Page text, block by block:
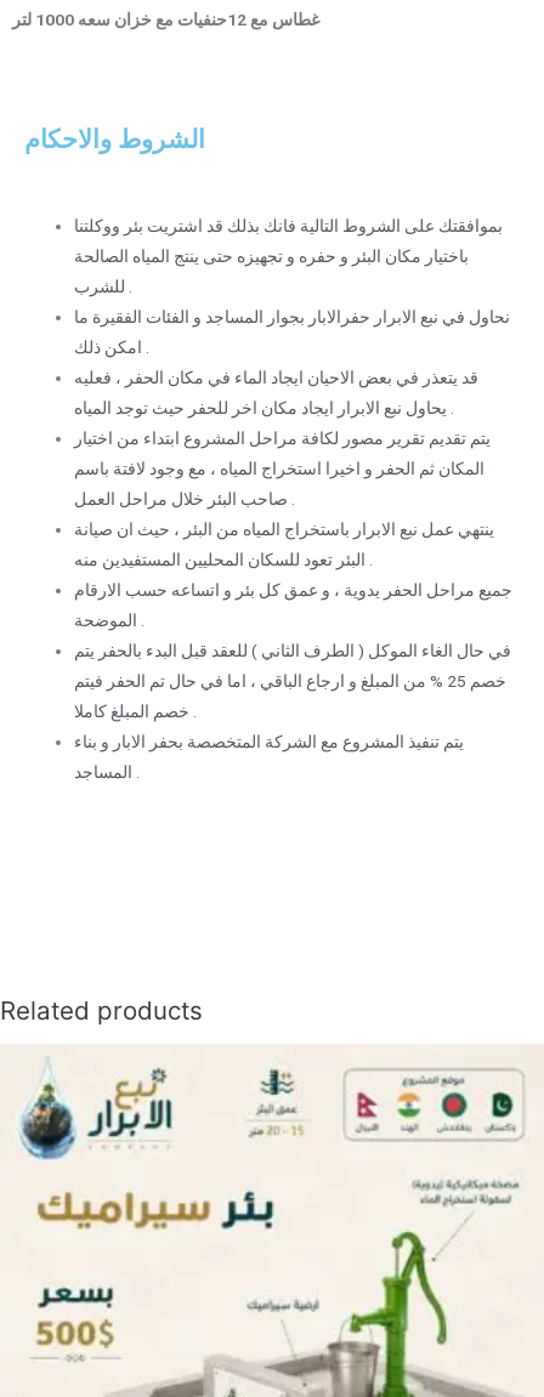
غطاس مع 12حنفيات مع خزان سعه 1000 لتر
الشروط والاحكام
بموافقتك على الشروط التالية فانك بذلك قد اشتريت بئر ووكلتنا
باختيار مكان البئر و حفره و تجهيزه حتى ينتج المياه الصالحة
للشرب .
نحاول في نبع الابرار حفرالابار بجوار المساجد و الفئات الفقيرة ما
امكن ذلك .
قد يتعذر في بعض الاحيان ايجاد الماء في مكان الحفر ، فعليه
يحاول نبع الابرار ايجاد مكان اخر للحفر حيث توجد المياه .
يتم تقديم تقرير مصور لكافة مراحل المشروع ابتداء من اختيار
المكان ثم الحفر و اخيرا استخراج المياه ، مع وجود لافتة باسم
صاحب البئر خلال مراحل العمل .
ينتهي عمل نبع الابرار باستخراج المياه من البئر ، حيث ان صيانة
البئر تعود للسكان المحليين المستفيدين منه .
جميع مراحل الحفر يدوية ، و عمق كل بئر و اتساعه حسب الارقام
الموضحة .
في حال الغاء الموكل ( الطرف الثاني ) للعقد قبل البدء بالحفر يتم
خصم 25 % من المبلغ و ارجاع الباقي ، اما في حال تم الحفر فيتم
خصم المبلغ كاملا .
يتم تنفيذ المشروع مع الشركة المتخصصة بحفر الابار و بناء
المساجد .
Related products